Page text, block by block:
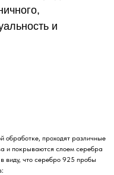
и
обработке, проходят различные
и покрываются слоем серебра
виду, что серебро 925 пробы